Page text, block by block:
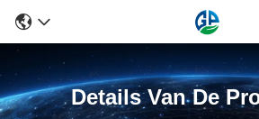
Details Van De